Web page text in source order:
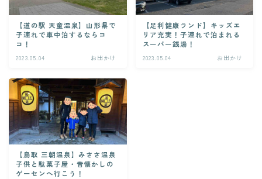
【道の駅 天童温泉】山形県で
子連れで車中泊するならコ
コ！
2023.05.04 お出かけ
【足利健康ランド】キッズエ
リア充実！子連れで泊まれる
スーパー銭湯！
2023.05.04 お出かけ
【鳥取 三朝温泉】みささ温泉
子供と駄菓子屋・昔懐かしの
ゲーセンへ行こう！